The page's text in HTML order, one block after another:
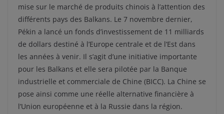
mise sur le marché de produits chinois à l’attention des
différents pays des Balkans. Le 7 novembre dernier,
Pékin a lancé un fonds d’investissement de 11 milliards
de dollars destiné à l’Europe centrale et de l’Est dans
les années à venir. Il s’agit d’une initiative importante
pour les Balkans et elle sera pilotée par la Banque
industrielle et commerciale de Chine (BICC). La Chine se
pose ainsi comme une réelle alternative financière à
l’Union européenne et à la Russie dans la région.